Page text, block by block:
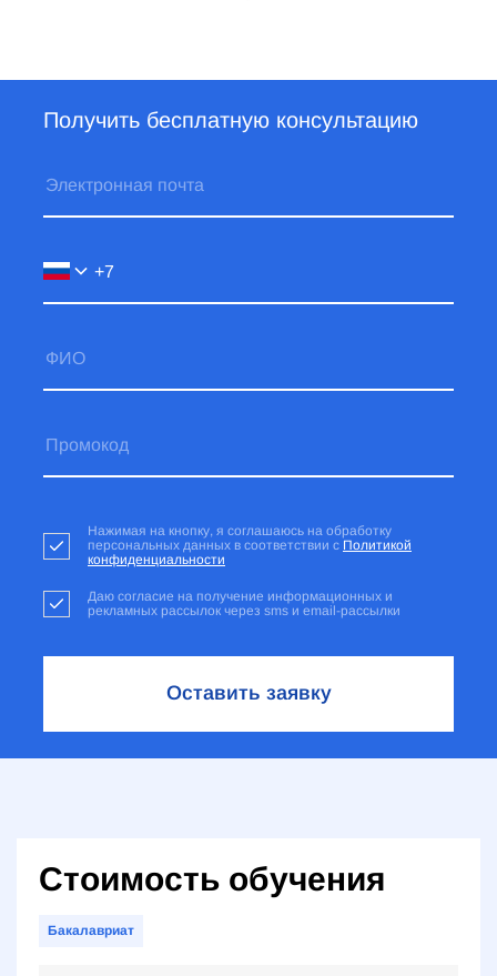
Получить бесплатную консультацию
Нажимая на кнопку, я соглашаюсь на обработку
персональных данных в соответствии с Политикой
конфиденциальности
Даю согласие на получение информационных и
рекламных рассылок через sms и email-рассылки
Оставить заявку
Стоимость обучения
Бакалавриат